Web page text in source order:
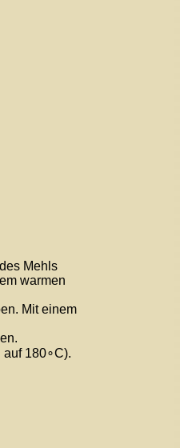
Mehls
warmen
Mit einem
auf 180∘C).